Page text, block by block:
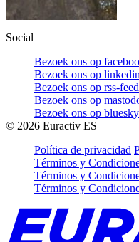
Social
Bezoek ons op
Bezoek ons op linkedin
Bezoek ons op rss-feed
Bezoek ons op
Bezoek ons op bluesky
© 2026 Euractiv ES
Política de privacidad
Términos y
Términos y
Términos y